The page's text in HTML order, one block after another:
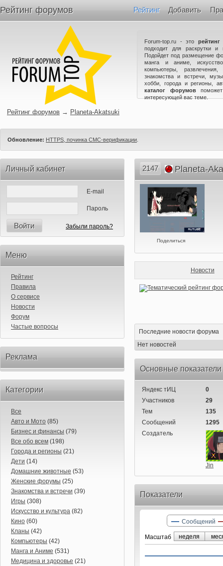
Рейтинг форумов Рейтинг Добавить
Forum-top.ru - это
подходит для раскрутки и
Подойдет под размещение
манга и аниме,
компьютеры,
знакомства и встречи,
хобби, города и регионы,
каталог форумов
интересующей вас теме.
Рейтинг форумов → Planeta-Akatsuki
Обновление: HTTPS, починка СМС-верификации
Личный кабинет
E-mail
Пароль
Войти Забыли пароль?
Меню
Рейтинг
Правила
О сервисе
Новости
Форум
Частые вопросы
Реклама
Категории
Все
Авто и Мото (85)
Бизнес и финансы (79)
Все обо всем (198)
Города и регионы (21)
Дети (14)
Домашние животные (53)
Женские форумы (25)
Знакомства и встречи (39)
Игры (308)
Искусство и культура (82)
Кино (60)
Кланы (42)
Компьютеры (42)
Манга и Аниме (531)
Медицина и здоровье (21)
2147 Planeta-
Поделиться
Новости
Последние новости форума
Нет новостей
Основные
Яндекс тИЦ
0
Участников
29
Тем
135
Сообщений
1295
Создатель
Jin
Показатели
Маcштаб
Сообщений
неделя